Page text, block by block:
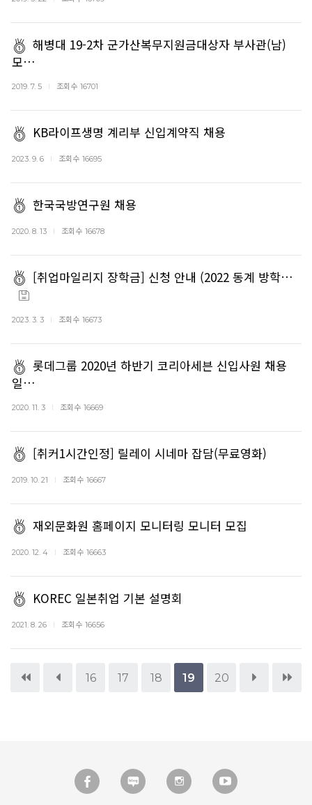
해병대 19-2차 군가산복무지원금대상자 부사관(남)
모…
2019. 7. 5 조회수 16701
KB라이프생명 계리부 신입계약직 채용
2023. 9. 6 조회수 16695
한국국방연구원 채용
2020. 8. 13 조회수 16678
[취업마일리지 장학금] 신청 안내 (2022 동계 방학…
2023. 3. 3 조회수 16673
롯데그룹 2020년 하반기 코리아세븐 신입사원 채용
일…
2020. 11. 3 조회수 16669
[취커1시간인정] 릴레이 시네마 잡담(무료영화)
2019. 10. 21 조회수 16667
재외문화원 홈페이지 모니터링 모니터 모집
2020. 12. 4 조회수 16663
KOREC 일본취업 기본 설명회
2021. 8. 26 조회수 16656
16 17 18 19 20